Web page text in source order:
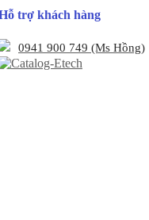
trợ khách hàng
0941 900 749 (Ms Hồng)